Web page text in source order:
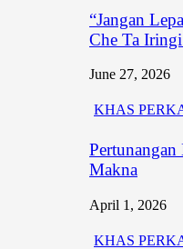
“Jangan
Che Ta
June 27, 2026
KHAS
Makna
April 1, 2026
KHAS